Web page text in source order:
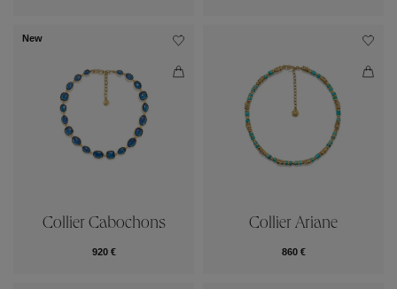
New
Collier Cabochons
920 €
Collier Ariane
860 €